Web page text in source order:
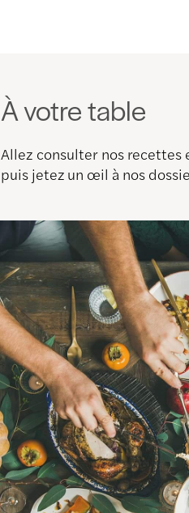
À votre table
Allez consulter nos recettes
puis jetez un œil à nos